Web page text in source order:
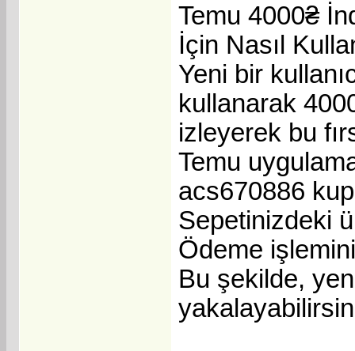
Temu 4000₴
İçin Nasıl
Yeni bir
kullanarak
izleyerek bu
Temu
acs670886
Sepetinizdeki
Ödeme
Bu şekilde,